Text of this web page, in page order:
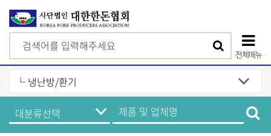
색
전체메뉴
단
모
바
기
업
품
및
업